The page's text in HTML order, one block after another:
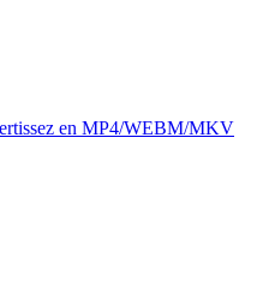
en MP4/WEBM/MKV